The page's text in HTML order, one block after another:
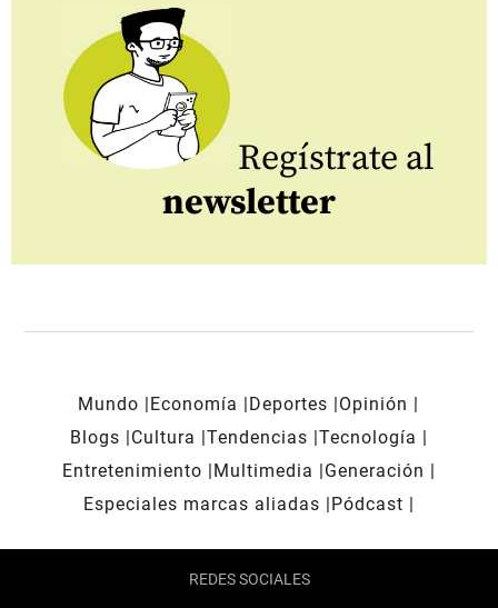
Regístrate al
newsletter
Mundo Economía Deportes
Opinión
Blogs
Cultura Tendencias Tecnología
Entretenimiento
Multimedia
Generación
Especiales marcas aliadas
Pódcast
REDES SOCIALES